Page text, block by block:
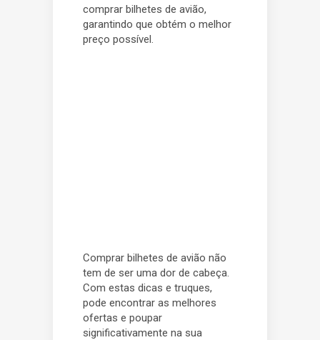
comprar bilhetes de avião,
garantindo que obtém o melhor
preço possível.
Comprar bilhetes de avião não
tem de ser uma dor de cabeça.
Com estas dicas e truques,
pode encontrar as melhores
ofertas e poupar
significativamente na sua